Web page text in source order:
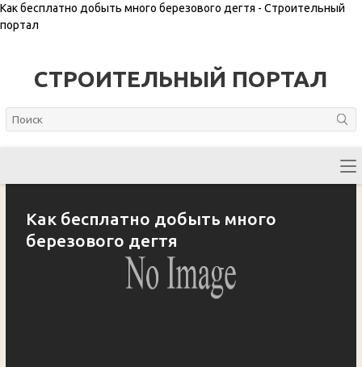
Как бесплатно добыть много березового дегтя - Строительный
портал
СТРОИТЕЛЬНЫЙ ПОРТАЛ
Как бесплатно добыть много
березового дегтя